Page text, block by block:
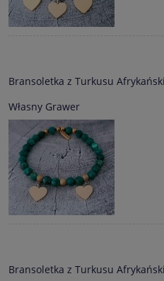
Bransoletka z Turkusu
Własny Grawer
Bransoletka z Turkusu